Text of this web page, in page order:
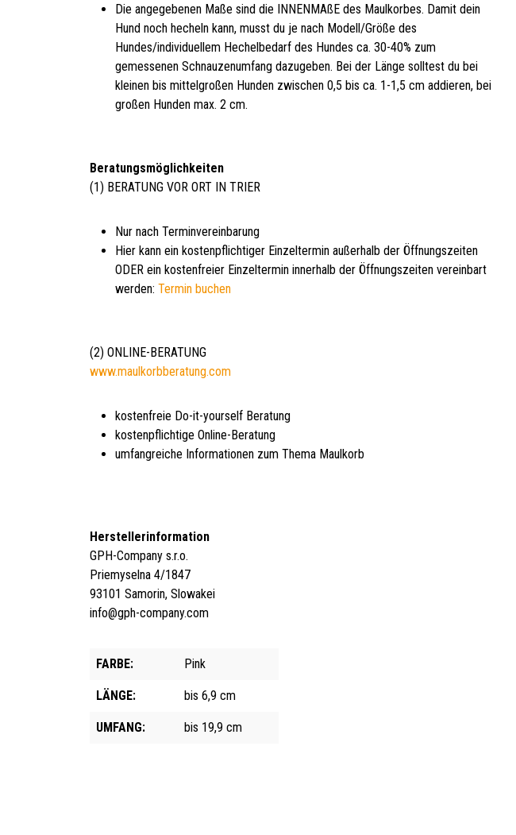
Die angegebenen Maße sind die INNENMAßE des Maulkorbes. Damit dein
Hund noch hecheln kann, musst du je nach Modell/Größe des
Hundes/individuellem Hechelbedarf des Hundes ca. 30-40% zum
gemessenen Schnauzenumfang dazugeben. Bei der Länge solltest du bei
kleinen bis mittelgroßen Hunden zwischen 0,5 bis ca. 1-1,5 cm addieren, bei
großen Hunden max. 2 cm.
Beratungsmöglichkeiten
(1) BERATUNG VOR ORT IN TRIER
Nur nach Terminvereinbarung
Hier kann ein kostenpflichtiger Einzeltermin außerhalb der Öffnungszeiten
ODER ein kostenfreier Einzeltermin innerhalb der Öffnungszeiten vereinbart
werden:Termin buchen
(2) ONLINE-BERATUNG
www.maulkorbberatung.com
kostenfreie Do-it-yourself Beratung
kostenpflichtige Online-Beratung
umfangreiche Informationen zum Thema Maulkorb
Herstellerinformation
GPH-Company s.r.o.
Priemyselna 4/1847
93101 Samorin, Slowakei
info@gph-company.com
FARBE: Pink
LÄNGE: bis 6,9 cm
UMFANG: bis 19,9 cm